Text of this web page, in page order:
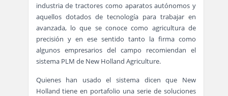
industria de tractores como aparatos autónomos y
aquellos dotados de tecnología para trabajar en
avanzada, lo que se conoce como agricultura de
precisión y en ese sentido tanto la firma como
algunos empresarios del campo recomiendan el
sistema PLM de New Holland Agriculture.
Quienes han usado el sistema dicen que New
Holland tiene en portafolio una serie de soluciones